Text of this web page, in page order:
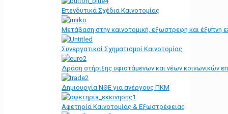
Επενδυτικά Σχέδια Καινοτομίας
Μετάβαση στην καινοτομική, εξωστρεφή και έξυπνη
Συνεργατικοί Σχηματισμοί Καινοτομίας
Δράση στήριξης υφιστάμενων και νέων κοινωνικών
Δημιουργία ΝΘΕ για ανέργους ΠΚΜ
Αφετηρία Kαινοτομίας & Εξωστρέφειας